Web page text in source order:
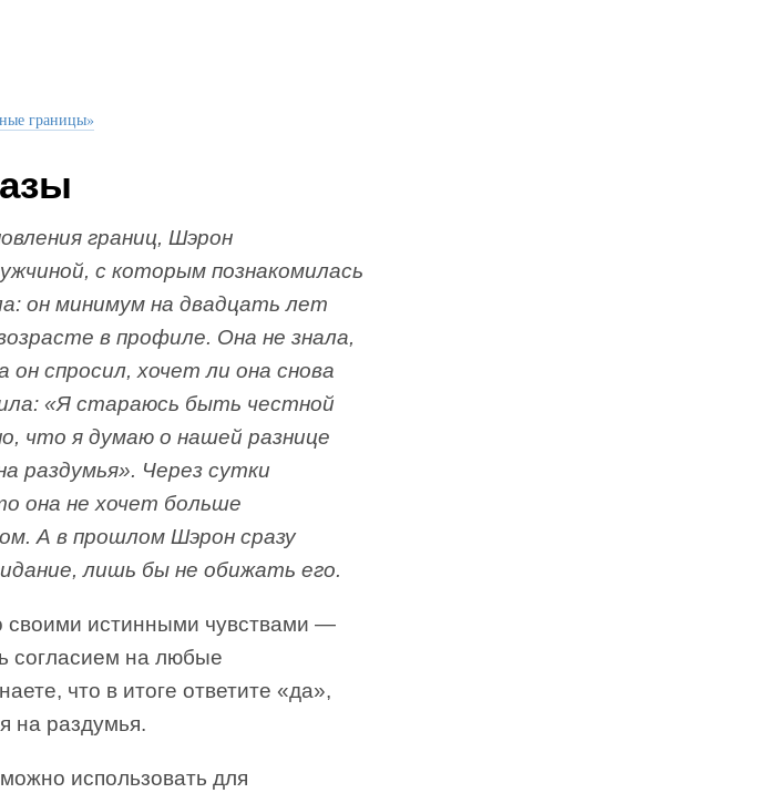
границы»
границ, Шэрон
с которым познакомилась
он минимум на двадцать лет
в профиле. Она не знала,
спросил, хочет ли она снова
«Я стараюсь быть честной
что я думаю о нашей разнице
раздумья». Через сутки
она не хочет больше
А в прошлом Шэрон сразу
лишь бы не обижать его.
своими истинными чувствами —
согласием на любые
что в итоге ответите «да»,
на раздумья.
использовать для